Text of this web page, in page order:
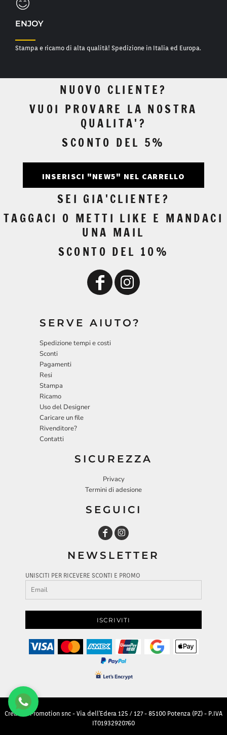
ENJOY
Stampa e ricamo di alta qualità! Spedizione in Italia ed Europa.
NUOVO CLIENTE?
VUOI PROVARE LA NOSTRA
QUALITA'?
SCONTO DEL 5%
INSERISCI "NEW5" NEL CARRELLO
SEI GIA'CLIENTE?
TAGGACI O METTI LIKE E MANDACI
UNA MAIL
SCONTO DEL 10%
SERVE AIUTO?
Spedizione tempi e costi
Sconti
Pagamenti
Resi
Stampa
Ricamo
Uso del Designer
Caricare un file
Rivenditore?
Contatti
SICUREZZA
Privacy
Termini di adesione
SEGUICI
NEWSLETTER
UNISCITI PER RICEVERE SCONTI E PROMO
ISCRIVITI
Creative Promotion snc - Via dell'Edera 125 / 127 - 85100 Potenza (PZ) - P.IVA
IT01932920760